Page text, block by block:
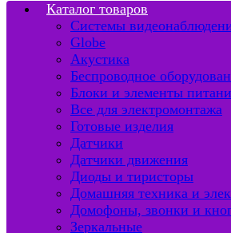
Каталог товаров
Системы
Globe
Акустика
Беспроводное
Блоки и элементы
Все для электромонтажа
Готовые изделия
Датчики
Датчики движения
Диоды и тиристоры
Домашняя техника и
Домофоны, звонки и
Зеркальные